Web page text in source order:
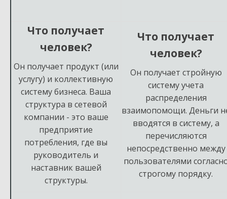
Что получает
человек?
Он получает продукт (или
услугу) и коллективную
систему бизнеса. Ваша
структура в сетевой
компании - это ваше
предприятие
потребления, где вы
руководитель и
наставник вашей
структуры.
Что получает
человек?
Он получает стройную
систему учета
распределения
взаимопомощи. Деньги
вводятся в систему, а
перечисляются
непосредственно между
пользователями
строгому порядку.